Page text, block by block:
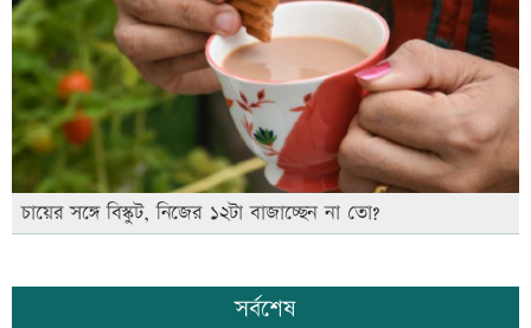
চায়ের সঙ্গে বিস্কুট, নিজের ১২টা বাজাচ্ছেন না তো?
সর্বশেষ